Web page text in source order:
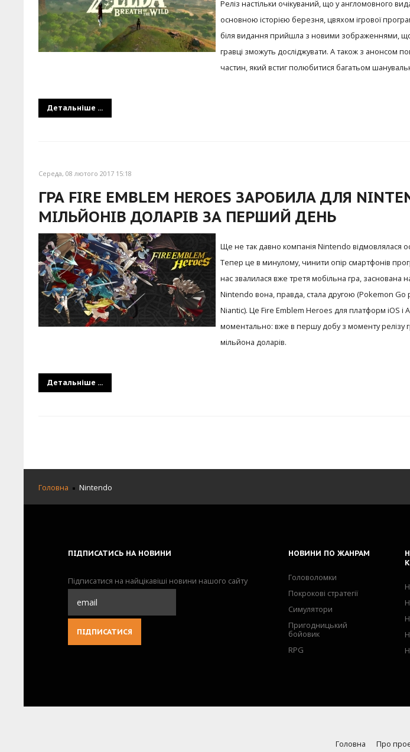
Реліз настільки очікуваний, що у англомовного
основною історією березня, цвяхом ігрової
біля видання прийшла з новими зображеннями,
гравці зможуть досліджувати. А також з анонсом
частин, який встиг полюбитися багатьом
Детальніше ...
Середа, 08 лютого 2017 15:18
ГРА FIRE EMBLEM HEROES ЗАРОБИЛА ДЛЯ
МІЛЬЙОНІВ ДОЛАРІВ ЗА ПЕРШИЙ ДЕНЬ
Ще не так давно компанія Nintendo відмовлялася
Тепер це в минулому, чинити опір смартфонів
нас звалилася вже третя мобільна гра, заснована
Nintendo вона, правда, стала другою (Pokemon Go
Niantic). Це Fire Emblem Heroes для платформ iOS і
моментально: вже в першу добу з моменту релізу
мільйона доларів.
Детальніше ...
Головна Nintendo
ПІДПИСАТИСЬ НА НОВИНИ
Підписатися на найцікавіші новини нашого сайту
НОВИНИ ПО ЖАНРАМ
Головоломки
Покрокові стратегії
Симулятори
Пригодницький
бойовик
RPG
Головна Про